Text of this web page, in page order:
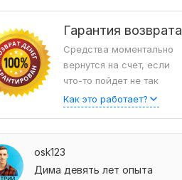
Гарантия возврата
Средства моментально
вернутся на счет, если
что-то пойдет не так
Как это работает?
osk123
Дима девять лет опыта